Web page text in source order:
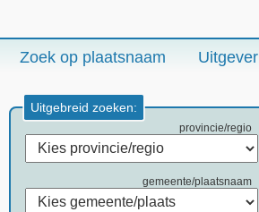
Zoek op plaatsnaam Uitgever
Uitgebreid zoeken:
provincie/regio
gemeente/plaatsnaam